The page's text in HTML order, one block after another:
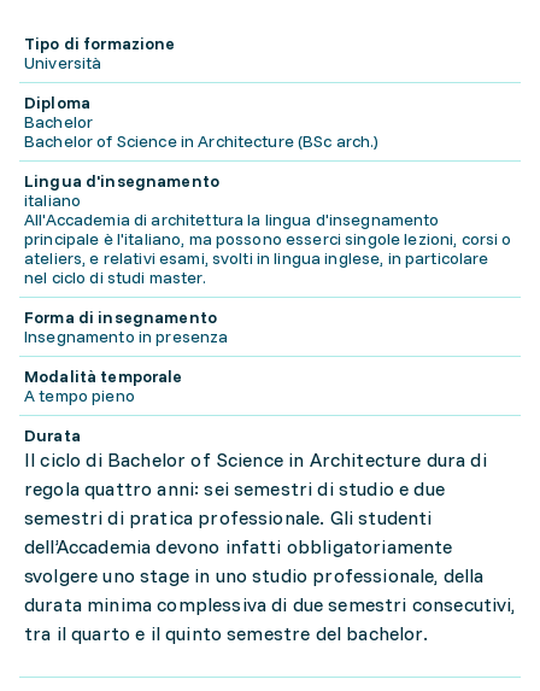
Tipo di formazione
Università
Diploma
Bachelor
Bachelor of Science in Architecture (BSc arch.)
Lingua d'insegnamento
italiano
All'Accademia di architettura la lingua d'insegnamento
principale è l'italiano, ma possono esserci singole lezioni, corsi o
ateliers, e relativi esami, svolti in lingua inglese, in particolare
nel ciclo di studi master.
Forma di insegnamento
Insegnamento in presenza
Modalità temporale
A tempo pieno
Durata
Il ciclo di Bachelor of Science in Architecture dura di
regola quattro anni: sei semestri di studio e due
semestri di pratica professionale. Gli studenti
dell’Accademia devono infatti obbligatoriamente
svolgere uno stage in uno studio professionale, della
durata minima complessiva di due semestri consecutivi,
tra il quarto e il quinto semestre del bachelor.